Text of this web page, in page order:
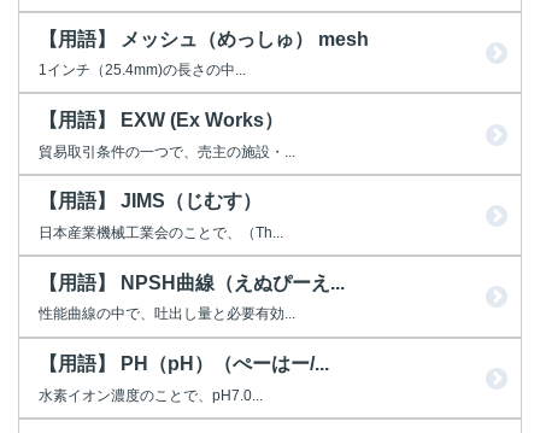
【用語】 メッシュ（めっしゅ） mesh
1インチ（25.4mm)の長さの中...
【用語】 EXW (Ex Works）
貿易取引条件の一つで、売主の施設・...
【用語】 JIMS（じむす）
日本産業機械工業会のことで、（Th...
【用語】 NPSH曲線（えぬぴーえ...
性能曲線の中で、吐出し量と必要有効...
【用語】 PH（pH）（ぺーはー/...
水素イオン濃度のことで、pH7.0...